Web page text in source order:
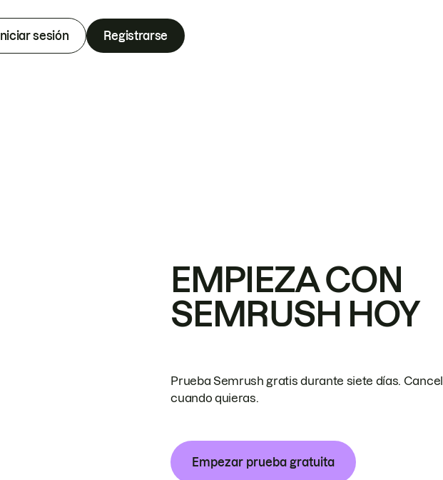
Iniciar sesión Registrarse
EMPIEZA CON
SEMRUSH HOY
Prueba Semrush gratis durante siete días.
cuando quieras.
Empezar prueba gratuita